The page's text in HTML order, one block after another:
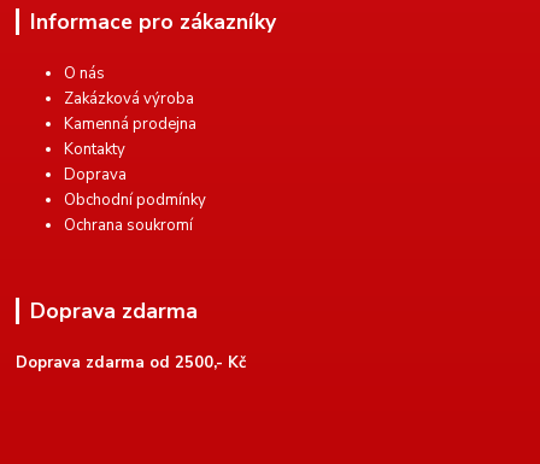
Informace pro zákazníky
O nás
Zakázková výroba
Kamenná prodejna
Kontakty
Doprava
Obchodní podmínky
Ochrana soukromí
Doprava zdarma
Doprava zdarma od 2500,- Kč